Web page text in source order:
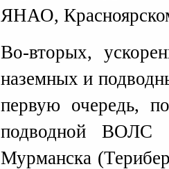
ЯНАО,
Во-вторых,
наземных и
первую очередь,
подводной ВОЛС
Мурманска